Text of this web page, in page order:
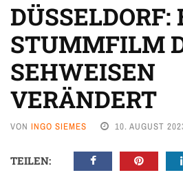
DÜSSELDORF:
STUMMFILM
SEHWEISEN
VERÄNDERT
VON INGO SIEMES 10. AUGUST
TEILEN: